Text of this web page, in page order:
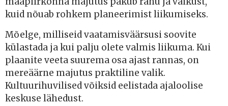
kuid nõuab rohkem planeerimist liikumiseks.
Mõelge, milliseid vaatamisväärsusi soovite
külastada ja kui palju olete valmis liikuma. Kui
plaanite veeta suurema osa ajast rannas, on
mereäärne majutus praktiline valik.
Kultuurihuvilised võiksid eelistada ajaloolise
keskuse lähedust.